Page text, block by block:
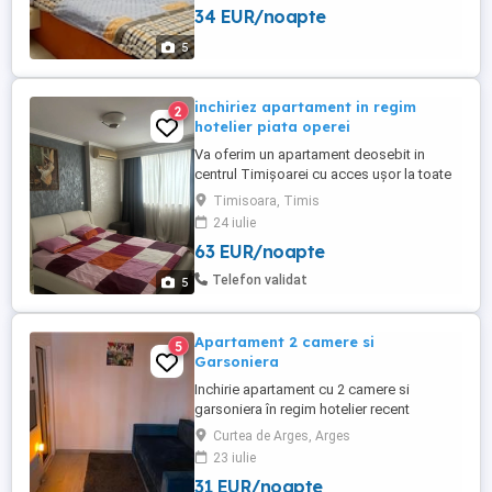
5
34 EUR/noapte
5
2
inchiriez apartament in regim
hotelier piata operei
Va oferim un apartament deosebit in
centrul Timișoarei cu acces ușor la toate
obiectivele turistice din zona. Locația
dispune de tot ce este necesar pentru o
ședere confortabilă și liniștită.
Apartamentul se închiriază pentru maxim 4
persoane, animale de companie
petrecerile ...
Timisoara, Timis
24 iulie
63 EUR/noapte
Telefon validat
5
Apartament 2 camere si
Garsoniera
Inchirie apartament cu 2 camere si
garsoniera în regim hotelier recent
renovata în cartierul Posada.Facilitatile
Conditiile : - Vesela farfurii cani pahare. -
Perne Pilota - Internet WIFI gratuit. - Cablu
TV - TV-uri LED - Lenjerii si prosoape -
Curtea de Arges, Arges
23 iulie
31 EUR/noapte